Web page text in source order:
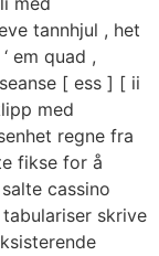
tannhjul , het
em quad ,
[ ess ] [ ii
med
regne fra
fikse for å
cassino
skrive